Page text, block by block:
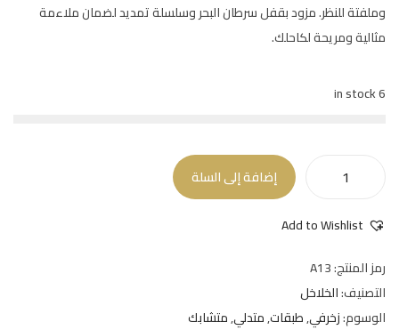
وملفتة للنظر. مزود بقفل سرطان البحر وسلسلة تمديد لضمان ملاءمة
مثالية ومريحة لكاحلك.
6 in stock
إضافة إلى السلة
Add to Wishlist
رمز المنتج:A13
التصنيف:الخلاخل
الوسوم:زخرفي,طبقات,متدلي,متشابك